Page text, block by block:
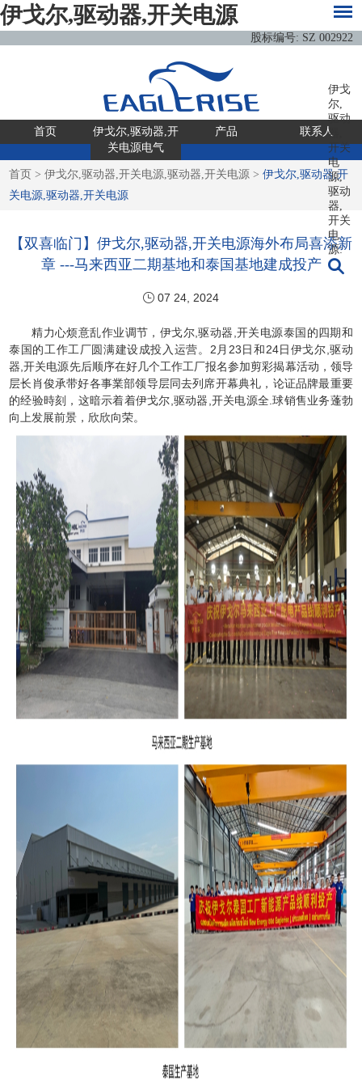
伊戈尔,驱动器,开关电源
股标编号: SZ 002922
伊戈
尔,
驱动
器,
开关
电
源,
驱动
器,
开关
电
源:
首页
伊戈尔,驱动器,开
关电源电气
产品 联系人
首页 >伊戈尔,驱动器,开关电源,驱动器,开关电源 >伊戈尔,驱动器,开
关电源,驱动器,开关电源
【双喜临门】伊戈尔,驱动器,开关电源海外布局喜添新
章 ---马来西亚二期基地和泰国基地建成投产
07 24, 2024
精力心烦意乱作业调节，伊戈尔,驱动器,开关电源泰国的四期和
泰国的工作工厂圆满建设成投入运营。2月23日和24日伊戈尔,驱动
器,开关电源先后顺序在好几个工作工厂报名参加剪彩揭幕活动，领导
层长肖俊承带好各事業部领导层同去列席开幕典礼，论证品牌最重要
的经验時刻，这暗示着着伊戈尔,驱动器,开关电源全.球销售业务蓬勃
向上发展前景，欣欣向荣。